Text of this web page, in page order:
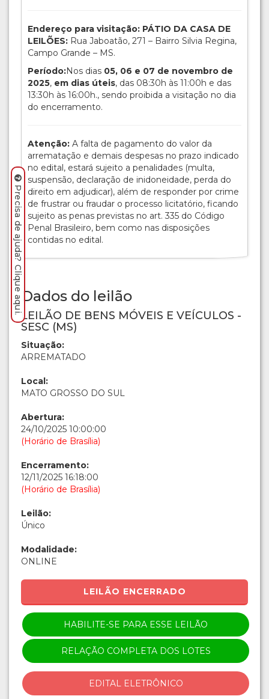
Endereço para visitação: PÁTIO DA CASA DE
LEILÕES: Rua Jaboatão, 271 – Bairro Silvia Regina,
Campo Grande – MS.
Período:Nos dias 05, 06 e 07 de novembro de
2025, em dias úteis, das 08:30h às 11:00h e das
13:30h às 16:00h., sendo proibida a visitação no dia
do encerramento.
Atenção: A falta de pagamento do valor da
arrematação e demais despesas no prazo indicado
no edital, estará sujeito a penalidades (multa,
suspensão, declaração de inidoneidade, perda do
direito em adjudicar), além de responder por crime
de frustrar ou fraudar o processo licitatório, ficando
sujeito as penas previstas no art. 335 do Código
Penal Brasileiro, bem como nas disposições
contidas no edital.
Dados do leilão
LEILÃO DE BENS MÓVEIS E VEÍCULOS -
SESC (MS)
Situação:
ARREMATADO
Local:
MATO GROSSO DO SUL
Abertura:
24/10/2025 10:00:00
(Horário de Brasília)
Encerramento:
12/11/2025 16:18:00
(Horário de Brasília)
Leilão:
Único
Modalidade:
ONLINE
LEILÃO ENCERRADO
HABILITE-SE PARA ESSE LEILÃO
RELAÇÃO COMPLETA DOS LOTES
EDITAL ELETRÔNICO
Precisa de ajuda? Clique aqui.